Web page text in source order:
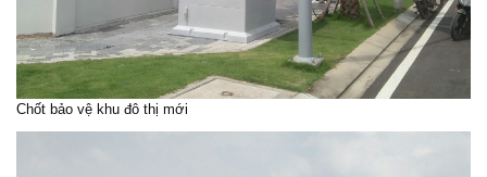
Chốt bảo vệ khu đô thị mới